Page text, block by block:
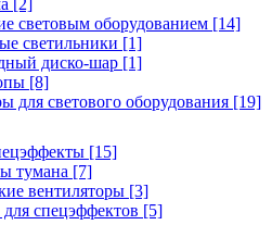
[2]
световым оборудованием [14]
светильники [1]
диско-шар [1]
[8]
для светового оборудования [19]
[15]
тумана [7]
вентиляторы [3]
спецэффектов [5]